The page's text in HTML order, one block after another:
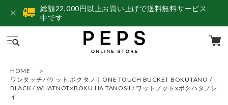
総額22,000円以上お買い上げで送料無料サービス
中です
HOME
ワンタッチバケット ボクタノ｜ONE TOUCH BUCKET BOKUTANO /
BLACK / WHATNOT×BOKU HA TANOSII / ワットノットxボクハタノシ
イ